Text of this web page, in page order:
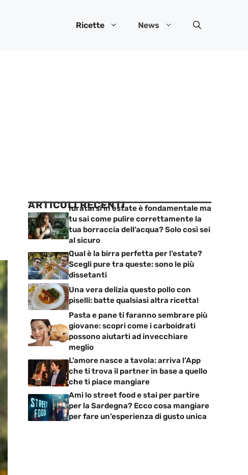
Ricette News
ARTICOLI RECENTI
Idratarsi in estate è fondamentale ma
tu sai come pulire correttamente la
tua borraccia dell’acqua? Solo così sei
al sicuro
Qual è la birra perfetta per l’estate?
Scegli pure tra queste: sono le più
dissetanti
Una vera delizia questo pollo con
piselli: batte qualsiasi altra ricetta!
Pasta e pane ti faranno sembrare più
giovane: scopri come i carboidrati
possono aiutarti ad invecchiare
meglio
L’amore nasce a tavola: arriva l’App
che ti trova il partner in base a quello
che ti piace mangiare
Ami lo street food e stai per partire
per la Sardegna? Ecco cosa mangiare
per fare un’esperienza di gusto unica